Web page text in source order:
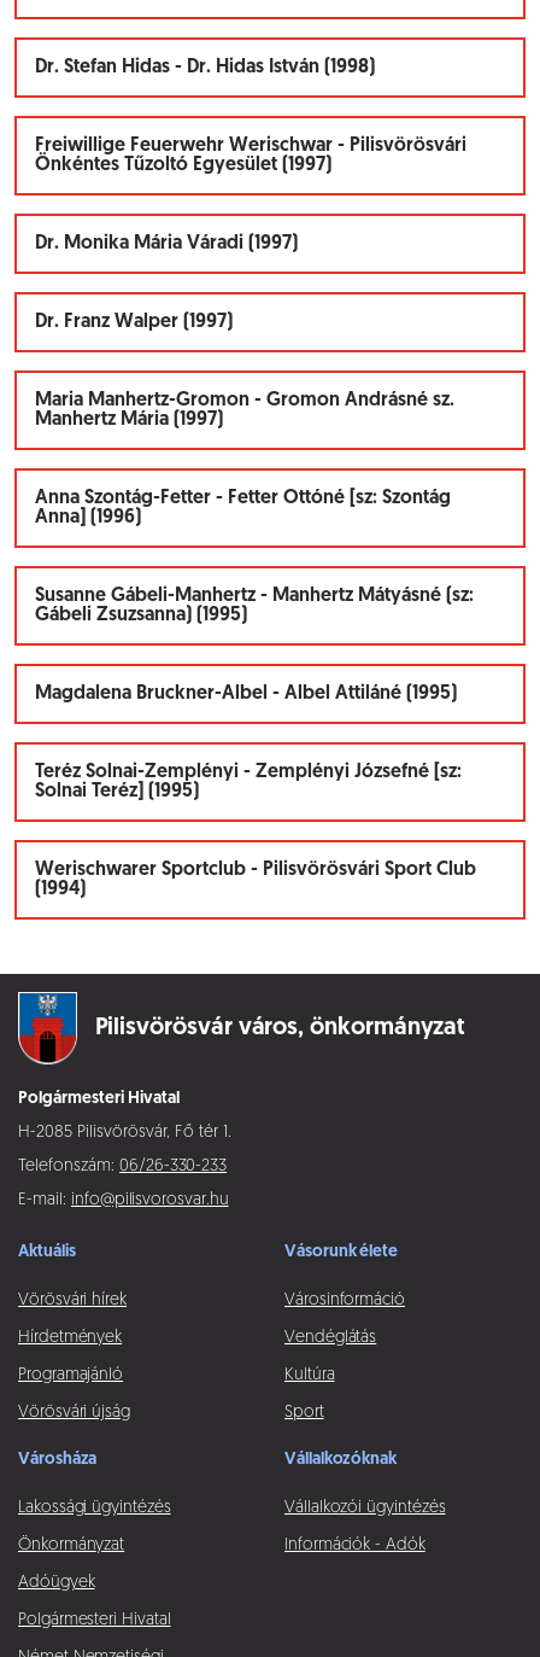
Dr. Stefan Hidas - Dr. Hidas István (1998)
Freiwillige Feuerwehr Werischwar - Pilisvörösvári
Önkéntes Tűzoltó Egyesület (1997)
Dr. Monika Mária Váradi (1997)
Dr. Franz Walper (1997)
Maria Manhertz-Gromon - Gromon Andrásné sz.
Manhertz Mária (1997)
Anna Szontág-Fetter - Fetter Ottóné [sz: Szontág
Anna] (1996)
Susanne Gábeli-Manhertz - Manhertz Mátyásné (sz:
Gábeli Zsuzsanna) (1995)
Magdalena Bruckner-Albel - Albel Attiláné (1995)
Teréz Solnai-Zemplényi - Zemplényi Józsefné [sz:
Solnai Teréz] (1995)
Werischwarer Sportclub - Pilisvörösvári Sport Club
(1994)
Pilisvörösvár város, önkormányzat
Polgármesteri Hivatal
H-2085 Pilisvörösvár, Fő tér 1.
Telefonszám: 06/26-330-233
E-mail: info@pilisvorosvar.hu
Aktuális
Vörösvári hírek
Hírdetmények
Programajánló
Vörösvári újság
Vásorunk élete
Városinformáció
Vendéglátás
Kultúra
Sport
Városháza
Lakossági ügyintézés
Önkormányzat
Adóügyek
Polgármesteri Hivatal
Vállalkozóknak
Vállalkozói ügyintézés
Információk - Adók